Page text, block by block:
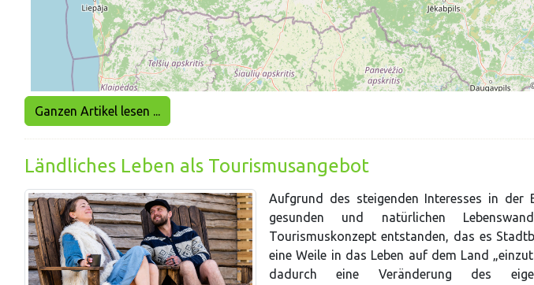
Ganzen Artikel lesen ...
Ländliches Leben als Tourismusangebot
Aufgrund des steigenden Interesses in der
gesunden und natürlichen
Tourismuskonzept entstanden, das es
eine Weile in das Leben auf dem Land
dadurch eine Veränderung des